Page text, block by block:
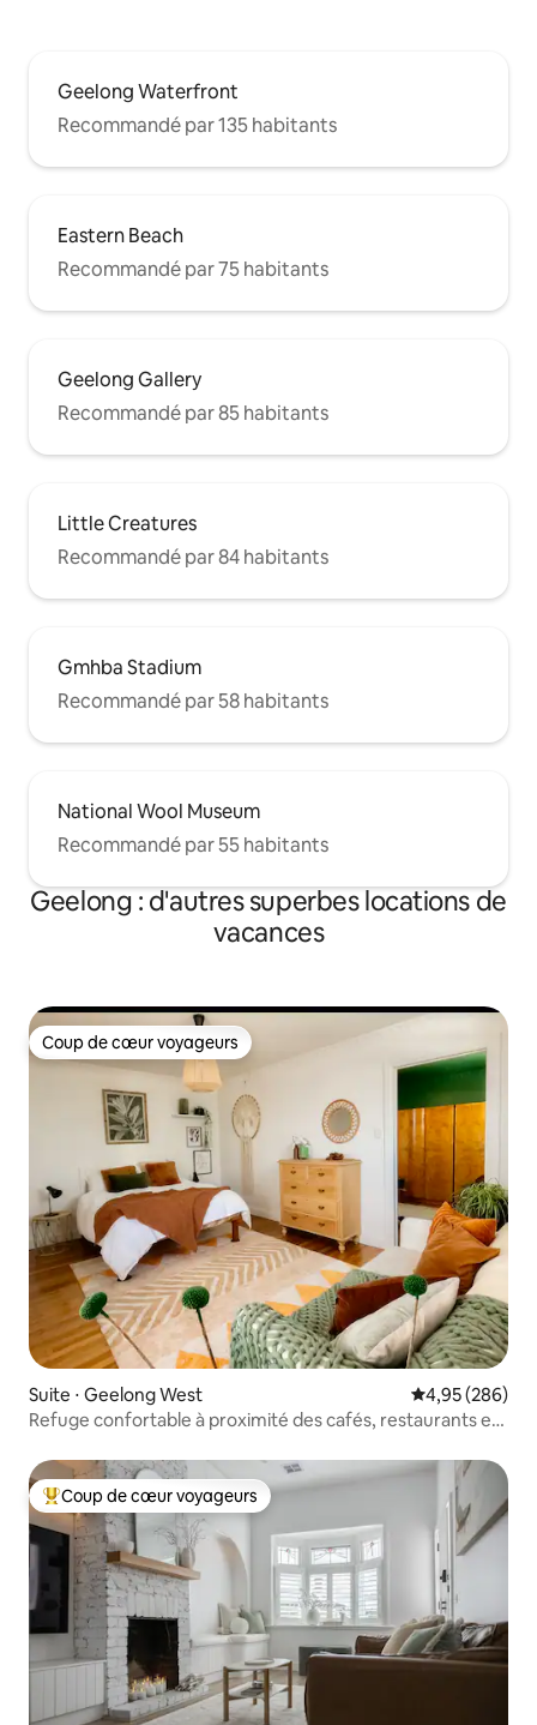
Geelong Waterfront
Recommandé par 135 habitants
Eastern Beach
Recommandé par 75 habitants
Geelong Gallery
Recommandé par 85 habitants
Little Creatures
Recommandé par 84 habitants
Gmhba Stadium
Recommandé par 58 habitants
National Wool Museum
Recommandé par 55 habitants
Geelong : d'autres superbes locations de
vacances
Coup de cœur voyageurs
Coup de cœur voyageurs
Suite ⋅ Geelong West Évaluation
4,95 (286)
Refuge confortable à proximité des cafés, restaurants et
Coups de cœur voyageurs les plus appréciés
Coup de cœur voyageurs